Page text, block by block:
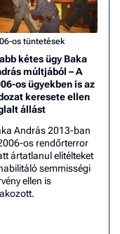
os tüntetések
kétes ügy Baka
múltjából – A
os ügyekben is az
keresete ellen
állást
András 2013-ban
os rendőrterror
ártatlanul elítélteket
semmisségi
ellen is